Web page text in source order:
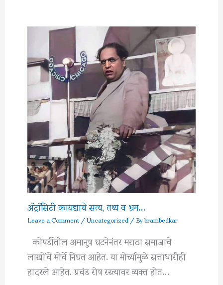
अ‍ॅट्रॉसिटी कायद्याचे सत्य, तथ्य व भ्रम…
Leave a Comment/Uncategorized/ Bybrambedkar
कोपर्डीतील अमानुष घटनेनंतर मराठा समाजाचे
लाखोंचे मोर्चे निघत आहेत. या मोर्च्यांमुळे सत्ताधारीही
हादरले आहेत. प्रचंड रोष रस्त्यावर व्यक्त होत…